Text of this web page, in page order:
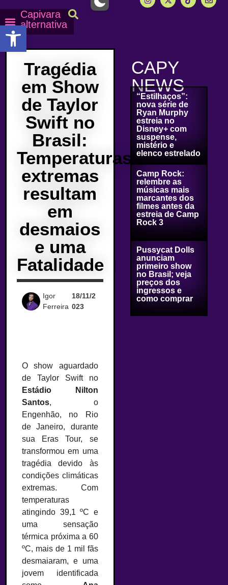
Capivara
alternativa
Tragédia
em Show
de Taylor
Swift no
Brasil:
Temperaturas
extremas
resultam
em
desmaios
e uma
Fatalidade
Igor
Ferreira
18/11/2
023
O show aguardado
de Taylor Swift no
Estádio Nilton
Santos, o
Engenhão, no Rio
de Janeiro, durante
sua Eras Tour, se
transformou em uma
tragédia devido às
condições climáticas
extremas. Com
temperaturas
atingindo 39,1 ºC e
uma sensação
térmica próxima a 60
ºC, mais de 1 mil fãs
desmaiaram, e uma
jovem identificada
CAPY
NEWS
“Estilhaços”:
nova série de
Ryan Murphy
estreia no
Disney+ com
suspense,
mistério e
elenco estrelado
Camp Rock:
relembre as
músicas mais
marcantes dos
filmes antes da
estreia de Camp
Rock 3
Pussycat Dolls
anunciam
primeiro show
no Brasil; veja
preços dos
ingressos e
como comprar
Abrir a barra de ferramentas